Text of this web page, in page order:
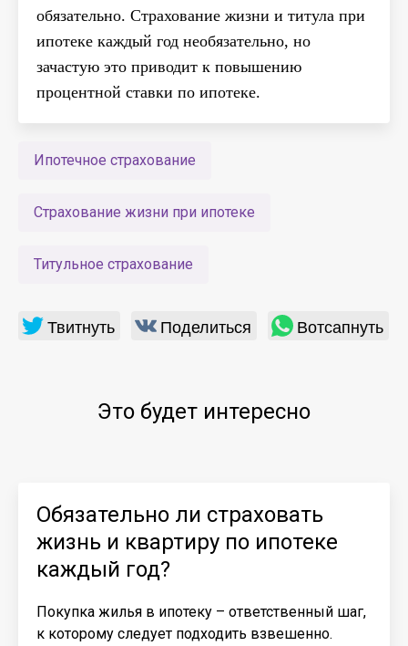
обязательно. Страхование жизни и титула при
ипотеке каждый год необязательно, но
зачастую это приводит к повышению
процентной ставки по ипотеке.
Ипотечное страхование
Страхование жизни при ипотеке
Титульное страхование
Твитнуть Поделиться Вотсапнуть
Это будет интересно
Обязательно ли страховать
жизнь и квартиру по ипотеке
каждый год?
Покупка жилья в ипотеку – ответственный шаг,
к которому следует подходить взвешенно.